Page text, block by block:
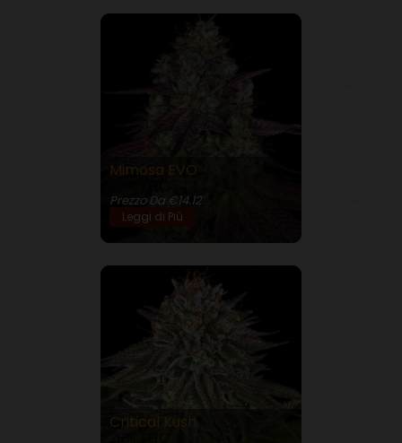
Mimosa EVO
Prezzo Da €14.12
Leggi di Più
Critical Kush